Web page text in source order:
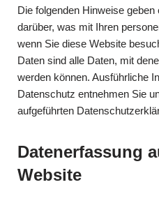
Die folgenden Hinweise
darüber, was mit Ihren
wenn Sie diese Website
Daten sind alle Daten, mit
werden können. Ausführliche
Datenschutz entnehmen Sie
aufgeführten
Datenerfassung
Website